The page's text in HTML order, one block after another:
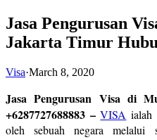
Jasa Pengurusan
Jakarta Timur
Visa·March 8, 2020
Jasa Pengurusan Visa di
+6287727688883 –VISA ialah
oleh sebuah negara melalui